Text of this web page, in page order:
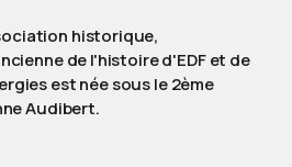
historique,
de l'histoire d'EDF et de
est née sous le 2ème
Audibert.